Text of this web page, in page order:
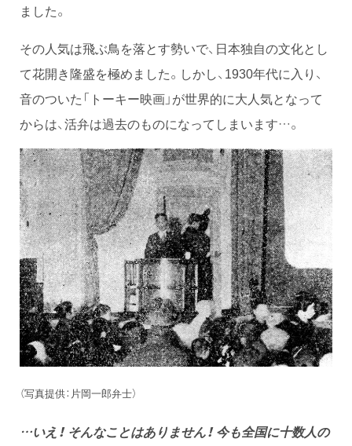
ました。
その人気は飛ぶ鳥を落とす勢いで、日本独自の文化とし
て花開き隆盛を極めました。しかし、1930年代に入り、
音のついた「トーキー映画」が世界的に大人気となって
からは、活弁は過去のものになってしまいます…。
（写真提供：片岡一郎弁士）
…いえ！ そんなことはありません！ 今も全国に十数人の